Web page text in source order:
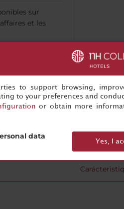
sur
et les
événement réussi
to support browsing,
to your preferences and
or obtain more
data
Yes, I